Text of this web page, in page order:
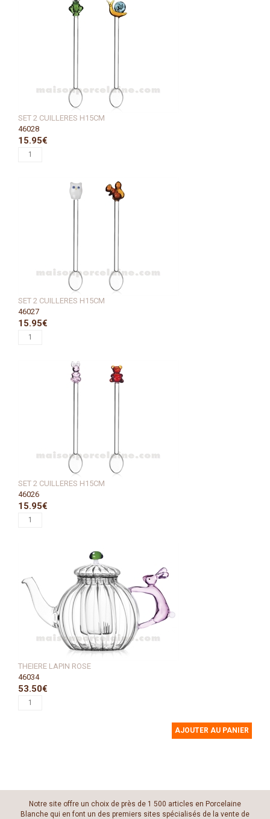
SET 2 CUILLERES H15CM
46028
15.95€
SET 2 CUILLERES H15CM
46027
15.95€
SET 2 CUILLERES H15CM
46026
15.95€
THEIERE LAPIN ROSE
46034
53.50€
AJOUTER AU PANIER
Notre site offre un choix de près de 1 500 articles en Porcelaine
Blanche qui en font un des premiers sites spécialisés de la vente de